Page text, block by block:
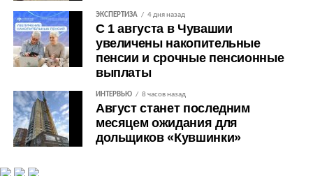
ЭКСПЕРТИЗА 4 дня назад
С 1 августа в Чувашии
увеличены накопительные
пенсии и срочные пенсионные
выплаты
ИНТЕРВЬЮ 8 часов назад
Август станет последним
месяцем ожидания для
дольщиков «Кувшинки»